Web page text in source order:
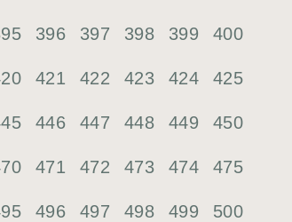
396 397 398 399 400
421 422 423 424 425
446 447 448 449 450
471 472 473 474 475
496 497 498 499 500